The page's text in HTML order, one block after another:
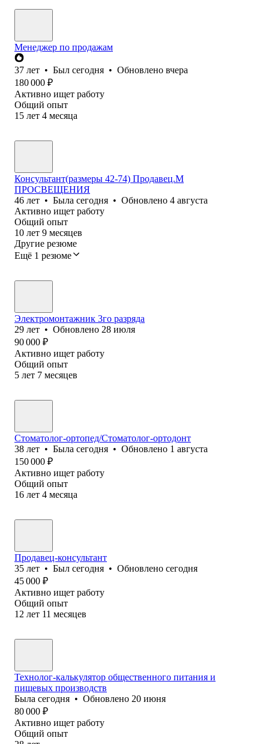
Менеджер по продажам
37 лет • Был сегодня • Обновлено вчера
180 000 ₽
Активно ищет работу
Общий опыт
15 лет 4 месяца
Консультант(размеры 42-74) Продавец.М
ПРОСВЕЩЕНИЯ
46 лет • Была сегодня • Обновлено 4 августа
Активно ищет работу
Общий опыт
10 лет 9 месяцев
Другие резюме
Ещё 1 резюме
Электромонтажник 3го разряда
29 лет • Обновлено 28 июля
90 000 ₽
Активно ищет работу
Общий опыт
5 лет 7 месяцев
Стоматолог-ортопед/Стоматолог-ортодонт
38 лет • Была сегодня • Обновлено 1 августа
150 000 ₽
Активно ищет работу
Общий опыт
16 лет 4 месяца
Продавец-консультант
35 лет • Был сегодня • Обновлено сегодня
45 000 ₽
Активно ищет работу
Общий опыт
12 лет 11 месяцев
Технолог-калькулятор общественного питания и
пищевых производств
Была сегодня • Обновлено 20 июня
80 000 ₽
Активно ищет работу
Общий опыт